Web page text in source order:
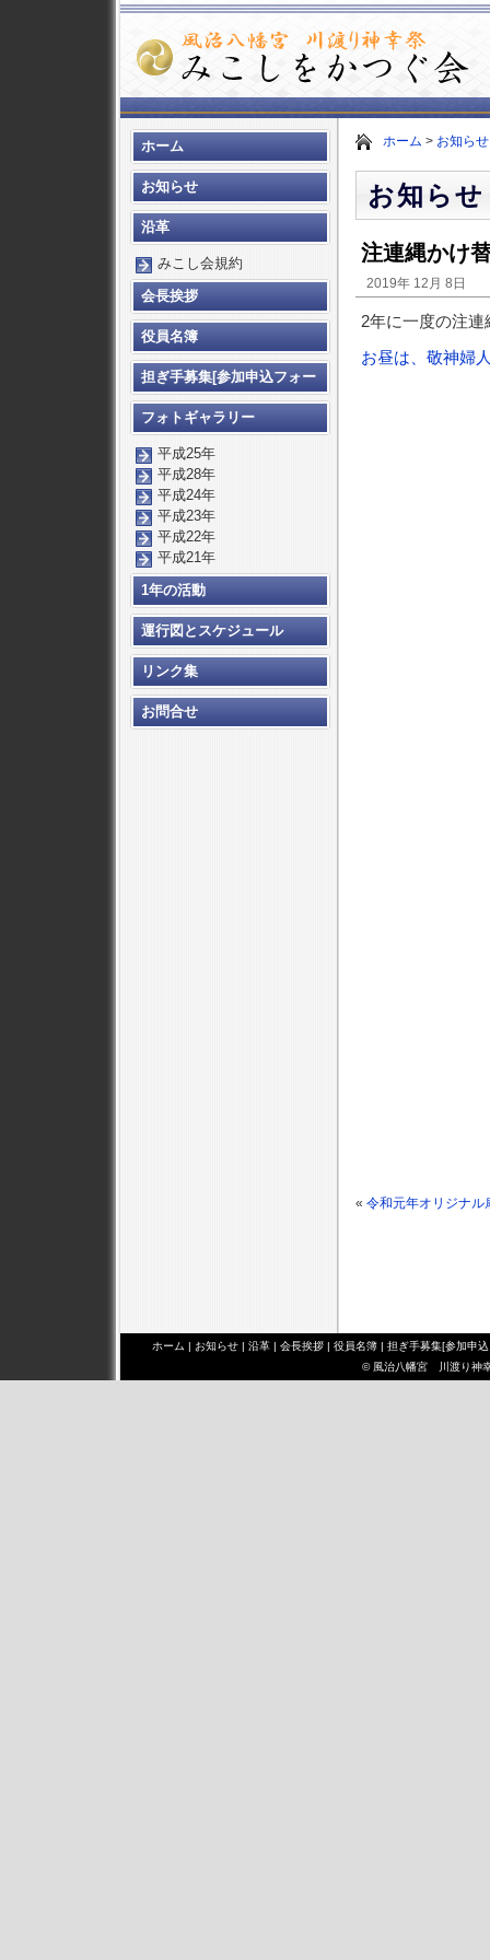
ホーム > お知らせ
お知らせ
注連縄かけ
2019年 12月 8日
2年に一度の注
お昼は、敬神婦
« 令和元年オリジナル
ホーム
お知らせ
沿革
みこし会規約
会長挨拶
役員名簿
担ぎ手募集[参加申込フォー
ム]
フォトギャラリー
平成25年
平成28年
平成24年
平成23年
平成22年
平成21年
1年の活動
運行図とスケジュール
リンク集
お問合せ
ホーム | お知らせ | 沿革 | 会長挨拶 | 役員名簿 | 担ぎ手募集[参加申
© 風治八幡宮 川渡り神